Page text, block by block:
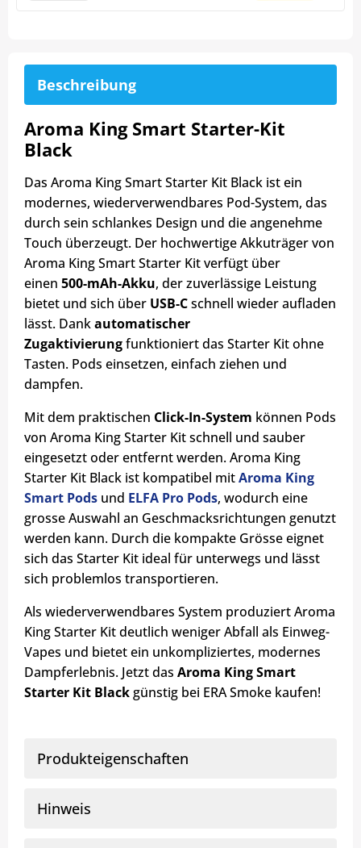
Beschreibung
Aroma King Smart Starter-Kit
Black
Das Aroma King Smart Starter Kit Black ist ein
modernes, wiederverwendbares Pod-System, das
durch sein schlankes Design und die angenehme
Touch überzeugt. Der hochwertige Akkuträger von
Aroma King Smart Starter Kit verfügt über
einen 500-mAh-Akku, der zuverlässige Leistung
bietet und sich über USB-Cschnell wieder aufladen
lässt. Dankautomatischer
Zugaktivierungfunktioniert das Starter Kit ohne
Tasten. Pods einsetzen, einfach ziehen und
dampfen.
Mit dem praktischen Click-In-System können Pods
von Aroma King Starter Kit schnell und sauber
eingesetzt oder entfernt werden. Aroma King
Starter Kit Black ist kompatibel mitAroma King
Smart Pods und ELFA Pro Pods, wodurch eine
grosse Auswahl an Geschmacksrichtungen genutzt
werden kann. Durch die kompakte Grösse eignet
sich das Starter Kit ideal für unterwegs und lässt
sich problemlos transportieren.
Als wiederverwendbares System produziert Aroma
King Starter Kit deutlich weniger Abfall als Einweg-
Vapes und bietet ein unkompliziertes, modernes
Dampferlebnis. Jetzt das Aroma King Smart
Starter Kit Blackgünstig bei ERA Smoke kaufen!
Produkteigenschaften
Hinweis